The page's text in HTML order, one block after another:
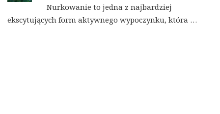
Nurkowanie to jedna z najbardziej
ekscytujących form aktywnego wypoczynku, która …